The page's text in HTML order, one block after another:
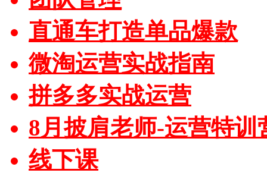
直通车打造单品爆款
微淘运营实战指南
拼多多实战运营
8月披肩老师-运营特训
线下课